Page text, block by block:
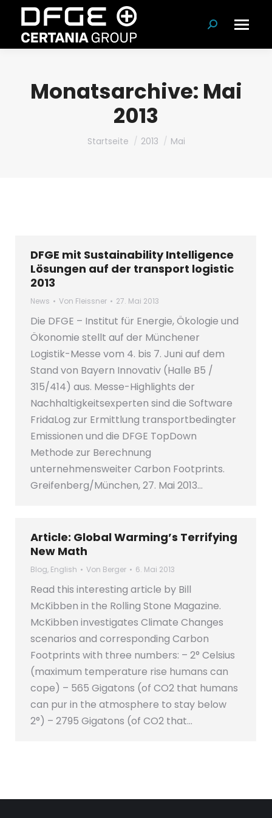
Suchen:
Monatsarchive: Mai
2013
Du bist hier:
Startseite 2013 Mai
DFGE mit Sustainability Intelligence
Lösungen auf der transport logistic
2013
News Von Fleissner 27. Mai 2013
Die DFGE – Institut für Energie, Ökologie und
Ökonomie stellt auf der Münchener
Logistik-Messe vom 4. bis 7. Juni auf dem
Stand von Bayern Innovativ (Halle B5 /
315/414) aus. Messe-Highlights der
Nachhaltigkeitsexperten sind die Software
FridaLog zur Ermittlung transportbedingter
Emissionen und die DFGE TopDown
Methode zur Berechnung
unternehmensweiter Carbon Footprints.
Greifenberg/München, 27. Mai 2013…
Article: Global Warming’s Terrifying
New Math
Blog, English Von Berger 6. Mai 2013
Read this interesting article by Bill
McKibben in the Rolling Stone Magazine.
McKibben investigates Climate Changes
scenarios and corresponding Carbon
Footprints with three numbers: – 2° Celsius
(maximum temperature rise humans can
cope) – 565 Gigatons (of CO2 that humans
can pur in the atmosphere to stay below
2°) – 2795 Gigatons (of CO2 that…